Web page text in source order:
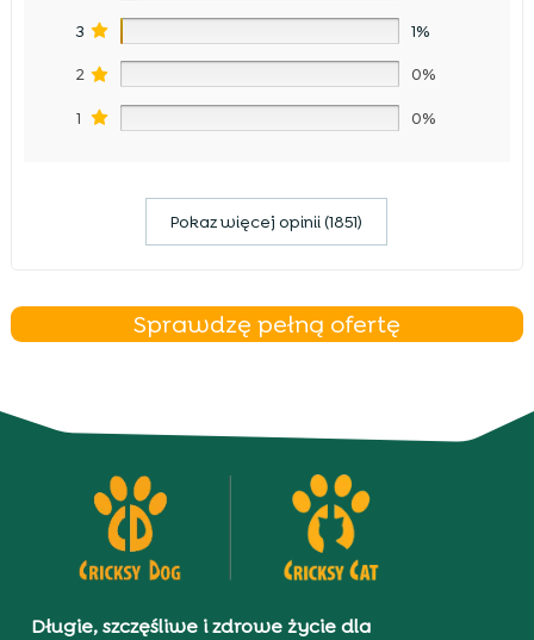
3 1%
2 0%
1 0%
Pokaz więcej opinii (1851)
Sprawdzę pełną ofertę
Długie, szczęśliwe i zdrowe życie dla